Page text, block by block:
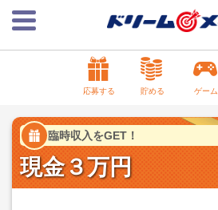
応募する 貯める ゲーム
臨時収入をGET！
現金３万円